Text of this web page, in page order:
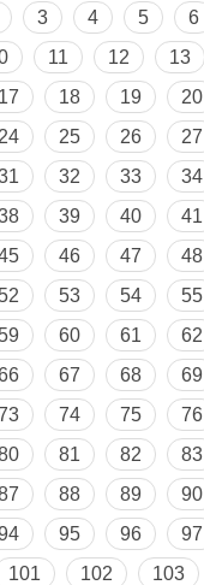
3 4 5 6
11 12 13
17 18 19 20
24 25 26 27
32 33 34
39 40 41
46 47 48
52 53 54 55
59 60 61 62
67 68 69
74 75 76
81 82 83
88 89 90
95 96 97
101 102 103